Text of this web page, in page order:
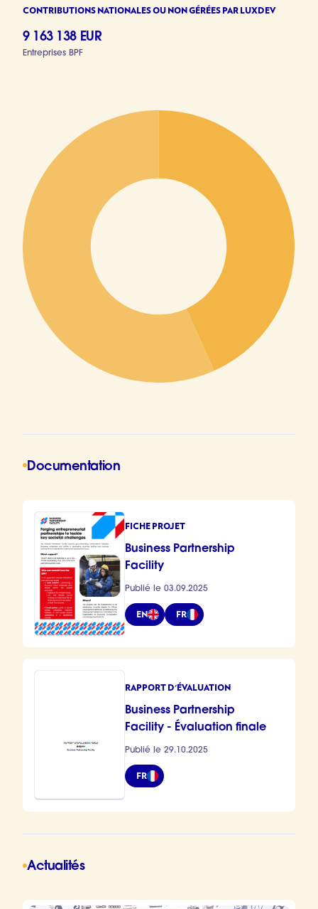
CONTRIBUTIONS NATIONALES OU NON GÉRÉES PAR LUXDEV
9 163 138 EUR
Entreprises BPF
Documentation
FICHE PROJET
Business Partnership
Facility
Publié le 03.09.2025
EN FR
RAPPORT D'ÉVALUATION
Business Partnership
Facility - Évaluation finale
Publié le 29.10.2025
FR
Actualités